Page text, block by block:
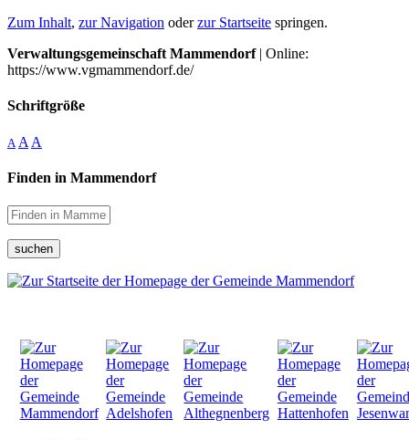
Zum Inhalt, zur Navigation oderzur Startseite springen.
Verwaltungsgemeinschaft Mammendorf| Online:
https://www.vgmammendorf.de/
Schriftgröße
A A A
Finden in Mammendorf
suchen